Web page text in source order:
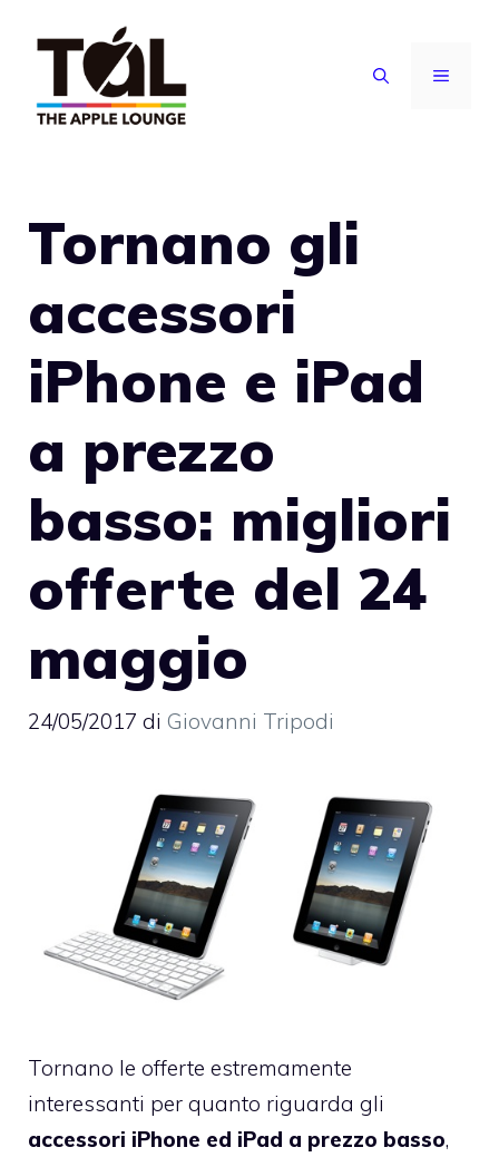
contenuto
MENU
Tornano gli
accessori
iPhone e iPad
a prezzo
basso: migliori
offerte del 24
maggio
24/05/2017 di Giovanni Tripodi
Tornano le offerte estremamente
interessanti per quanto riguarda gli
accessori iPhone ed iPad a prezzo basso,